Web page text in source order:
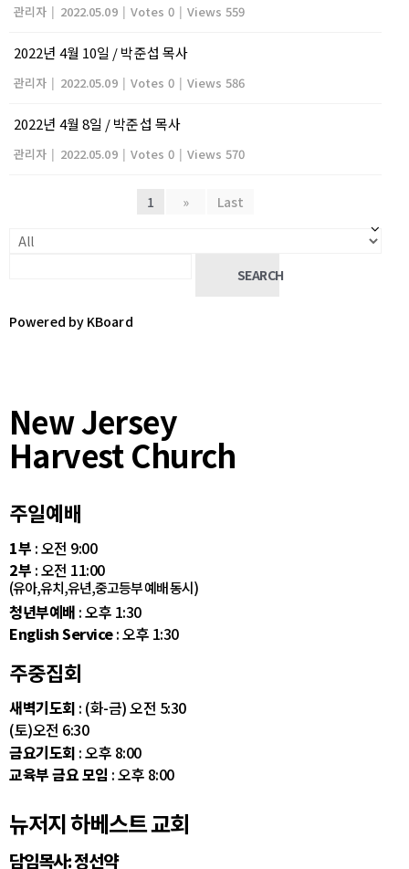
관리자 | 2022.05.09 | Votes 0 | Views 559
2022년 4월 10일 / 박준섭 목사
관리자 | 2022.05.09 | Votes 0 | Views 586
2022년 4월 8일 / 박준섭 목사
관리자 | 2022.05.09 | Votes 0 | Views 570
1 » Last
SEARCH
Powered by KBoard
New Jersey
Harvest Church
주일예배
1부 : 오전 9:00
2부 : 오전 11:00
(유아,유치,유년,중고등부 예배 동시)
청년부예배 : 오후 1:30
English Service: 오후 1:30
주중집회
새벽기도회 : (화-금) 오전 5:30
(토)오전 6:30
금요기도회 : 오후 8:00
교육부 금요 모임 : 오후 8:00
뉴저지 하베스트 교회
담임목사: 정선약